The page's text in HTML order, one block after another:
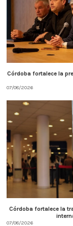
Córdoba fortalece la
07/08/2026
Córdoba fortalece la
07/08/2026